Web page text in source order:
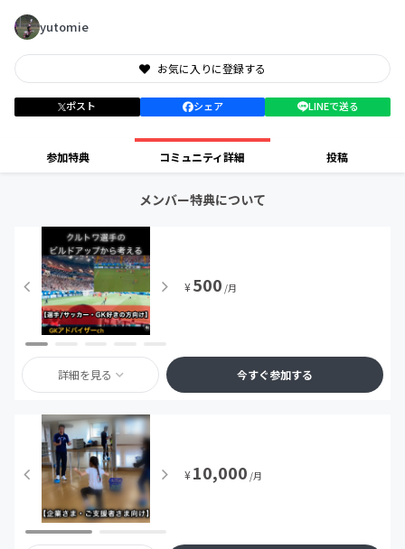
yutomie
お気に入りに登録する
ポスト シェア LINEで送る
参加特典 コミュニティ詳細 投稿
メンバー特典について
¥500 /月
詳細を見る 今すぐ参加する
¥10,000 /月